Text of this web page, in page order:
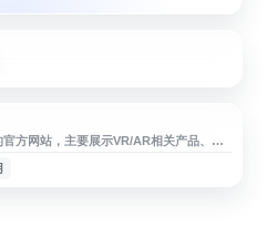
方网站，主要展示VR/AR相关产品、技
训、文旅展示、企业应用等方向，适合了